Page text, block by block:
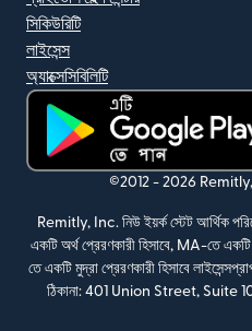
সিকিউরিটি
লাইসেন্স
অ্যাক্সেসিবিলিটি
(নতুন উইন্ডোতে খুলবে)
©2012 - 2026
Remitly, Inc. নিউ ইয়র্ক স্টেট আর্থিক
একটি অর্থ প্রেরণকারী হিসাবে, MA-তে একটি
তে একটি মুদ্রা প্রেরণকারী হিসাবে
ঠিকানা: 401 Union Street, Suite